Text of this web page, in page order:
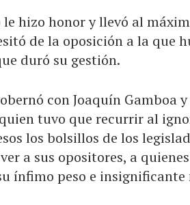
hizo honor y llevó al
de la oposición a la que
duró su gestión.
con Joaquín Gamboa
tuvo que recurrir al
los bolsillos de los
a sus opositores, a
ínfimo peso e